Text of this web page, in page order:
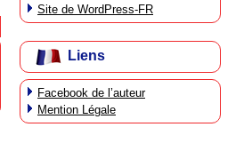
Site de WordPress-FR
Liens
Facebook de l’auteur
Mention Légale